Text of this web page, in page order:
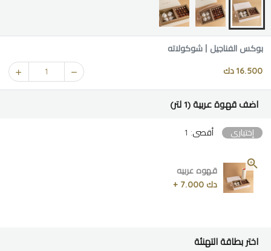
بوكس الفناجيل | شوكولاته
16.500 دك 1
اضف قهوة عربية (1 لتر)
إختياري أقصى: 1
قهوه عربيه
دك 7.000 +
اختر بطاقة التهنئة